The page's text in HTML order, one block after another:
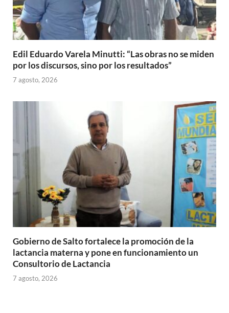
Edil Eduardo Varela Minutti: “Las obras no se miden
por los discursos, sino por los resultados”
7 agosto, 2026
Gobierno de Salto fortalece la promoción de la
lactancia materna y pone en funcionamiento un
Consultorio de Lactancia
7 agosto, 2026